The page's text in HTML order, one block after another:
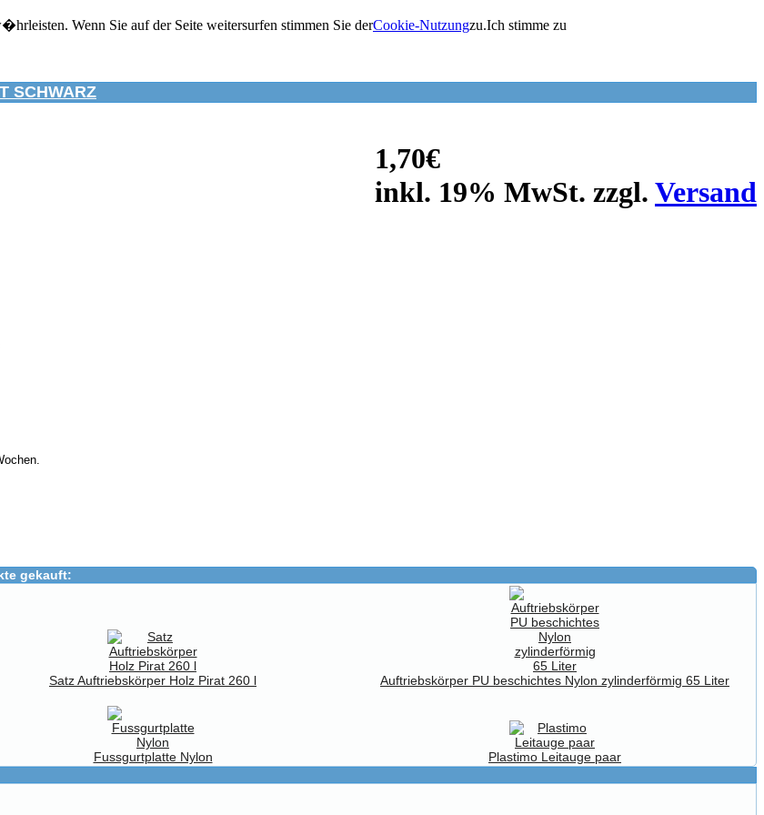
Wenn Sie auf der Seite weitersurfen stimmen Sie derCookie-Nutzungzu.Ich stimme zu
SCHWARZ
1,70€
inkl. 19% MwSt. zzgl. Versand
gekauft:
Satz Auftriebskörper Holz Pirat 260 l Auftriebskörper PU beschichtes Nylon zylinderförmig 65 Liter
Fussgurtplatte Nylon
Plastimo Leitauge paar